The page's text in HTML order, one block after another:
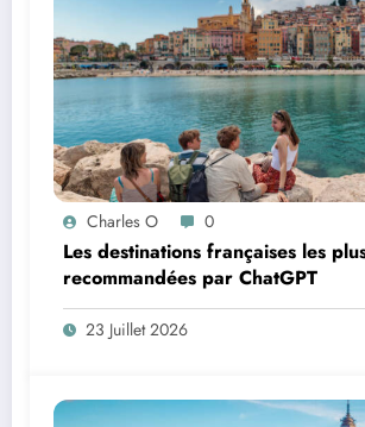
Charles O 0
Les destinations françaises les
recommandées par ChatGPT
23 Juillet 2026